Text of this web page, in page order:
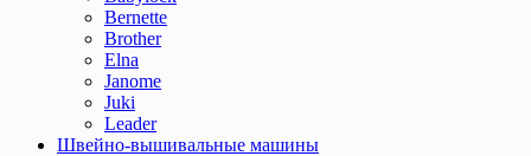
Bernette
Brother
Elna
Janome
Juki
Leader
Швейно-вышивальные машины